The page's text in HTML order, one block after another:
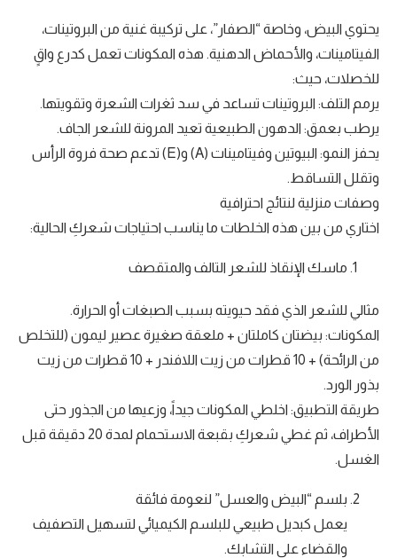
يحتوي البيض، وخاصة “الصفار”، على تركيبة غنية من البروتينات،
الفيتامينات، والأحماض الدهنية. هذه المكونات تعمل كدرع واقٍ
للخصلات، حيث:
يرمم التلف: البروتينات تساعد في سد ثغرات الشعرة وتقويتها.
يرطب بعمق: الدهون الطبيعية تعيد المرونة للشعر الجاف.
يحفز النمو: البيوتين وفيتامينات (A) و(E) تدعم صحة فروة الرأس
وتقلل التساقط.
وصفات منزلية لنتائج احترافية
اختاري من بين هذه الخلطات ما يناسب احتياجات شعركِ الحالية:
ماسك الإنقاذ للشعر التالف والمتقصف
مثالي للشعر الذي فقد حيويته بسبب الصبغات أو الحرارة.
المكونات: بيضتان كاملتان + ملعقة صغيرة عصير ليمون (للتخلص
من الرائحة) + 10 قطرات من زيت اللافندر + 10 قطرات من زيت
بذور الورد.
طريقة التطبيق: اخلطي المكونات جيداً، وزعيها من الجذور حتى
الأطراف، ثم غطي شعركِ بقبعة الاستحمام لمدة 20 دقيقة قبل
الغسل.
بلسم “البيض والعسل” لنعومة فائقة
يعمل كبديل طبيعي للبلسم الكيميائي لتسهيل التصفيف
والقضاء على التشابك.